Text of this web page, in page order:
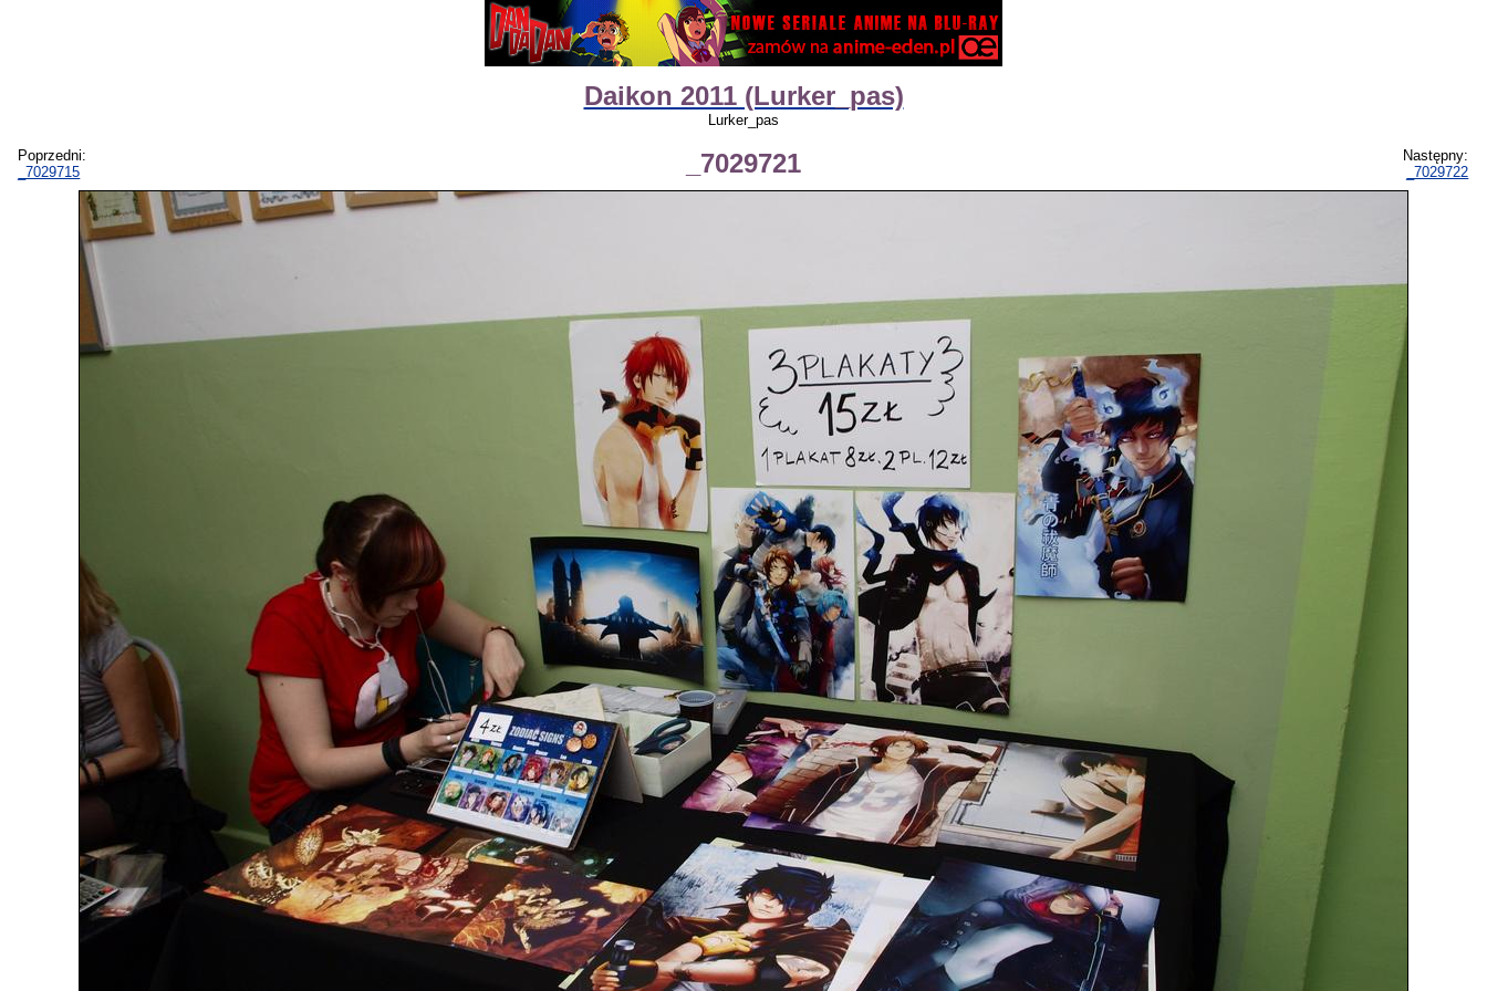
Daikon 2011 (Lurker_pas)
Lurker_pas
Poprzedni:
_7029715
_7029721
Następny:
_7029722